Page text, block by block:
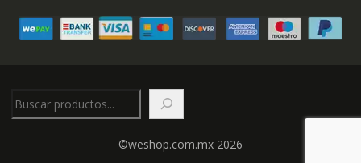
©weshop.com.mx 2026